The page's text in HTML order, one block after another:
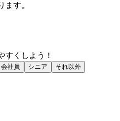
ます。
すくしよう！
会社員 シニア
それ以外